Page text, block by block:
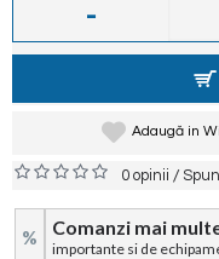
-
Adaugă in
0 opinii /
% Comanzi mai
importante si de